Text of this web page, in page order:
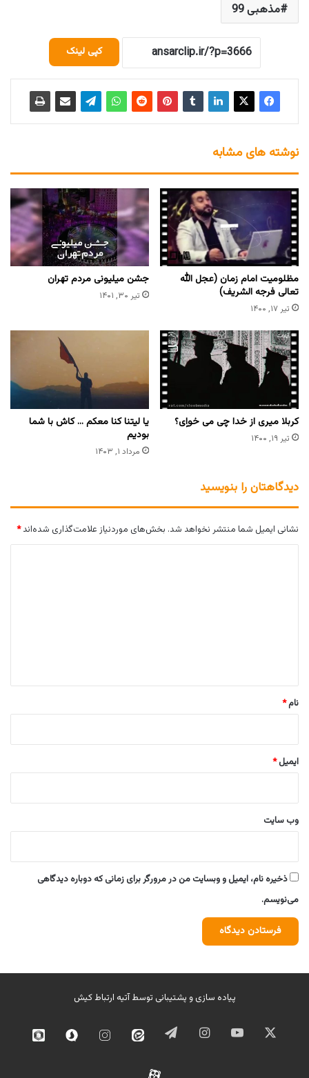
مذهبی 99
کپی لینک
نوشته های مشابه
مظلومیت امام زمان (عجل الله
تعالی فرجه الشریف)
تیر ۱۷, ۱۴۰۰
جشن میلیونی مردم تهران
تیر ۳۰, ۱۴۰۱
کربلا میری از خدا چی می خواِِی؟
تیر ۱۹, ۱۴۰۰
یا لیتنا کنا معکم … کاش با شما
بودیم
مرداد ۱, ۱۴۰۳
دیدگاهتان را بنویسید
نشانی ایمیل شما منتشر نخواهد شد. بخش‌های موردنیاز علامت‌گذاری شده‌اند*
نام*
ایمیل*
وب‌ سایت
ذخیره نام، ایمیل و وبسایت من در مرورگر برای زمانی که دوباره دیدگاهی
می‌نویسم.
پیاده سازی و پشتیبانی توسطآتیه ارتباط کیش
ایکس یوتیوب اینستاگرامتلگرام ایتا
اینستاگرامسروش